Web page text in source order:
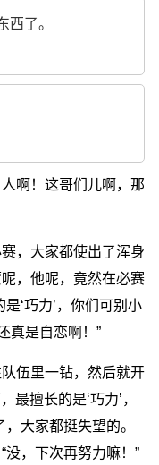
西了。
啊！这哥们儿啊，那
，大家都使出了浑身
，他呢，竟然在必赛
‘巧力’，你们可别小
真是自恋啊！”
伍里一钻，然后就开
最擅长的是‘巧力’，
大家都挺失望的。
，下次再努力嘛！”